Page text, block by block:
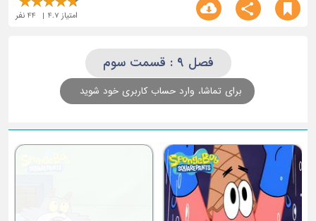
امتیاز 4.7
44 نفر
فصل 9 : قسمت سوم
برای تماشا، وارد حساب کاربری خود شوید